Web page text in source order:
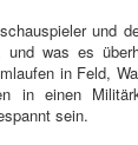
und
und was es
in Feld,
in einen
sein.